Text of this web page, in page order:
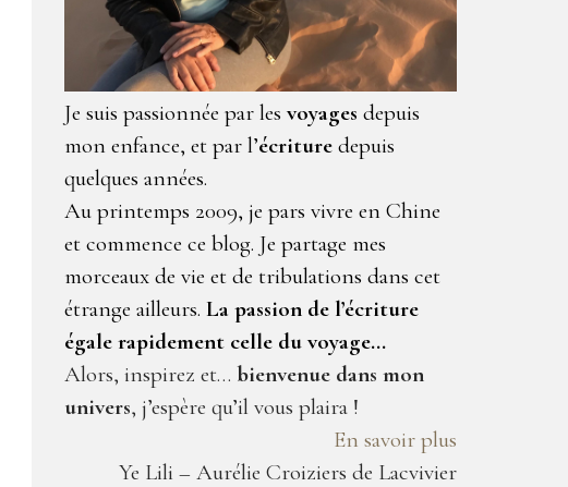
Je suis passionnée par les voyages depuis
mon enfance, et par l’écriture depuis
quelques années.
Au printemps 2009, je pars vivre en Chine
et commence ce blog. Je partage mes
morceaux de vie et de tribulations dans cet
étrange ailleurs. La passion de l’écriture
égale rapidement celle du voyage…
Alors, inspirez et… bienvenue dans mon
univers, j’espère qu’il vous plaira !
En savoir plus
Ye Lili – Aurélie Croiziers de Lacvivier